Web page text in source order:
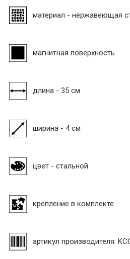
материал - нержавеющая
магнитная поверхность
длина - 35 см
ширина - 4 см
цвет - стальной
крепление в комплекте
артикул производителя: